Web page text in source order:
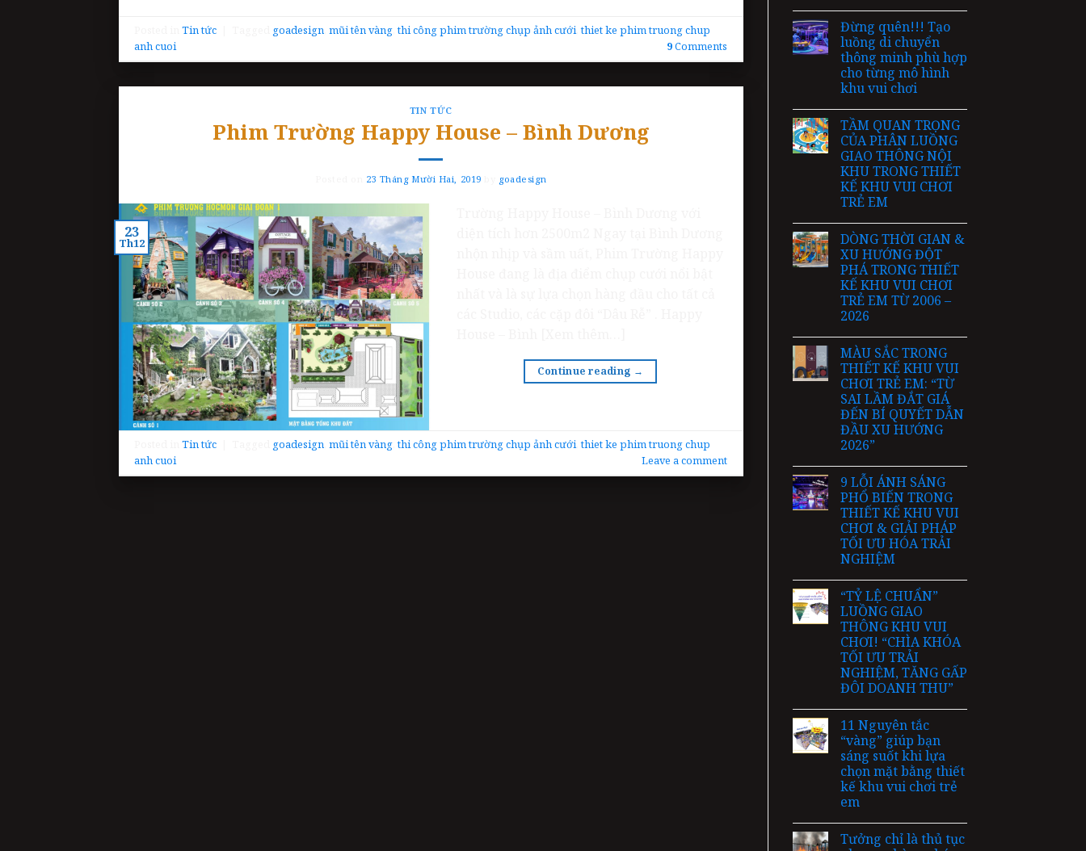
Posted inTin tức goadesign ,mũi tên vàng ,thi công phim trường chụp ảnh cưới,thiet ke phim truong chup
anh cuoi
9Comments
TIN TỨC
Phim Trường Happy House – Bình Dương
23 Tháng Mười Hai, 2019 goadesign
23
Th12
Continue reading →
Posted inTin tức goadesign ,mũi tên vàng ,thi công phim trường chụp ảnh cưới,thiet ke phim truong chup
anh cuoi
Leave a comment
Đừng quên!!! Tạo
luồng di chuyển
thông minh phù hợp
cho từng mô hình
khu vui chơi
TẦM QUAN TRỌNG
CỦA PHÂN LUỒNG
GIAO THÔNG NỘI
KHU TRONG THIẾT
KẾ KHU VUI CHƠI
TRẺ EM
DÒNG THỜI GIAN &
XU HƯỚNG ĐỘT
PHÁ TRONG THIẾT
KẾ KHU VUI CHƠI
TRẺ EM TỪ 2006 –
2026
MÀU SẮC TRONG
THIẾT KẾ KHU VUI
CHƠI TRẺ EM: “TỪ
SAI LẦM ĐẮT GIÁ
ĐẾN BÍ QUYẾT DẪN
ĐẦU XU HƯỚNG
2026”
9 LỖI ÁNH SÁNG
PHỔ BIẾN TRONG
THIẾT KẾ KHU VUI
CHƠI & GIẢI PHÁP
TỐI ƯU HÓA TRẢI
NGHIỆM
“TỶ LỆ CHUẨN”
LUỒNG GIAO
THÔNG KHU VUI
CHƠI! “CHÌA KHÓA
TỐI ƯU TRẢI
NGHIỆM, TĂNG GẤP
ĐÔI DOANH THU”
11 Nguyên tắc
“vàng” giúp bạn
sáng suốt khi lựa
chọn mặt bằng thiết
kế khu vui chơi trẻ
em
Tưởng chỉ là thủ tục